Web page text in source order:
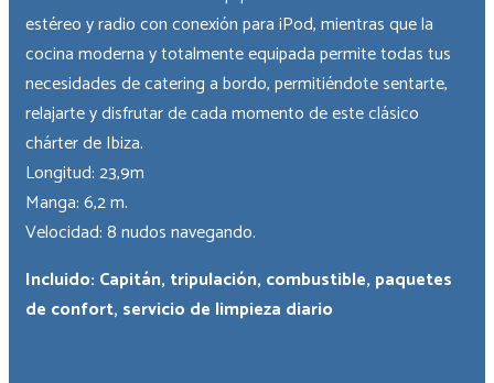
estéreo y radio con conexión para iPod, mientras que la
cocina moderna y totalmente equipada permite todas tus
necesidades de catering a bordo, permitiéndote sentarte,
relajarte y disfrutar de cada momento de este clásico
chárter de Ibiza.
Longitud: 23,9m
Manga: 6,2 m.
Velocidad: 8 nudos navegando.
Incluido: Capitán, tripulación, combustible, paquetes
de confort, servicio de limpieza diario